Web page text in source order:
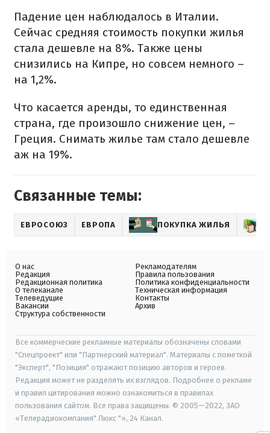
Падение цен наблюдалось в Италии.
Сейчас средняя стоимость покупки жилья
стала дешевле на 8%. Также цены
снизились на Кипре, но совсем немного –
на 1,2%.
Что касается аренды, то единственная
страна, где произошло снижение цен, –
Греция. Снимать жилье там стало дешевле
аж на 19%.
Связанные темы:
ЕВРОСОЮЗ ЕВРОПА ПОКУПКА ЖИЛЬЯ
О нас
Редакция
Редакционная политика
О телеканале
Телеведущие
Вакансии
Структура собственности
Рекламодателям
Правила пользования
Политика конфиденциальности
Техническая информация
Контакты
Архив
Все коммерческие рекламные материалы обозначены словами
"Спецпроект" или "Партнерский материал". Материалы с пометкой
"Эксперт", "Позиция" отражают позицию авторов и героев.
Редакция может не разделять их взглядов. Подробнее о рекламе
и правил цитирования можно ознакомиться в правилах
пользования сайтом. Все права защищены. © 2005—2022, ЗАО
«Телерадиокомпания" Люкс "», 24 Канал.